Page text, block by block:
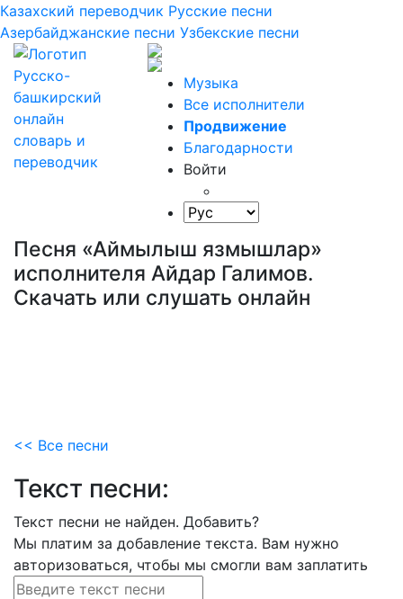
Казахский переводчик Русские песни
Азербайджанские песни Узбекские песни
Музыка
Все исполнители
Продвижение
Благодарности
Войти
Песня «Аймылыш язмышлар»
исполнителя Айдар Галимов.
Скачать или слушать онлайн
<< Все песни
Текст песни:
Текст песни не найден. Добавить?
Мы платим за добавление текста. Вам нужно
авторизоваться, чтобы мы смогли вам заплатить